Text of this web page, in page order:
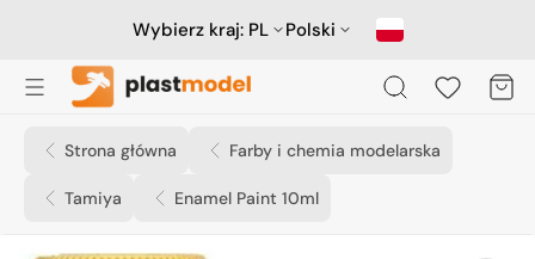
Wybierz kraj: PL Polski
Koszyk
Strona główna Farby i chemia modelarska
Tamiya Enamel Paint 10ml